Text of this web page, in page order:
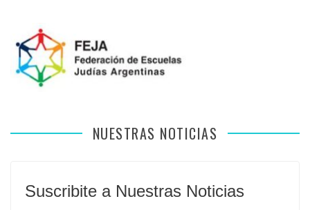
NUESTRAS NOTICIAS
Suscribite a Nuestras Noticias